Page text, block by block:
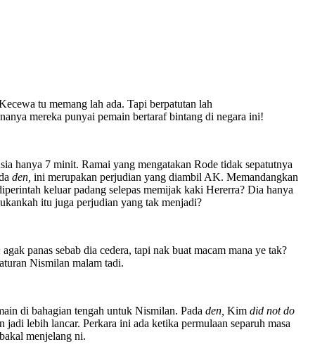
tu memang lah ada. Tapi berpatutan lah
mereka punyai pemain bertaraf bintang di negara ini!
hanya 7 minit. Ramai yang mengatakan Rode tidak sepatutnya
den, ini merupakan perjudian yang diambil AK. Memandangkan
keluar padang selepas memijak kaki Hererra? Dia hanya
itu juga perjudian yang tak menjadi?
agak panas sebab dia cedera, tapi nak buat macam mana ye tak?
Nismilan malam tadi.
di bahagian tengah untuk Nismilan. Pada den, Kim did not do
jadi lebih lancar. Perkara ini ada ketika permulaan separuh masa
menjelang ni.